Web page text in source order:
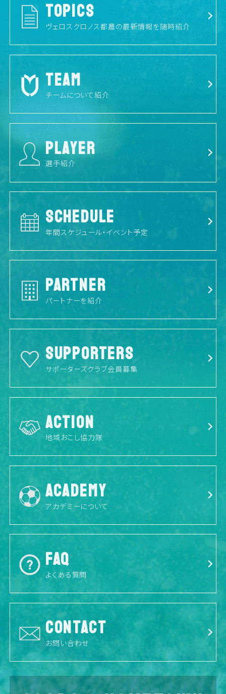
TOPICS
ヴェロスクロノス都農の最新情報を随時紹介
TEAM
チームについて紹介
PLAYER
選手紹介
SCHEDULE
年間スケジュール・イベント予定
PARTNER
パートナーを紹介
SUPPORTERS
サポーターズクラブ会員募集
ACTION
地域おこし協力隊
ACADEMY
アカデミーについて
FAQ
よくある質問
CONTACT
お問い合わせ